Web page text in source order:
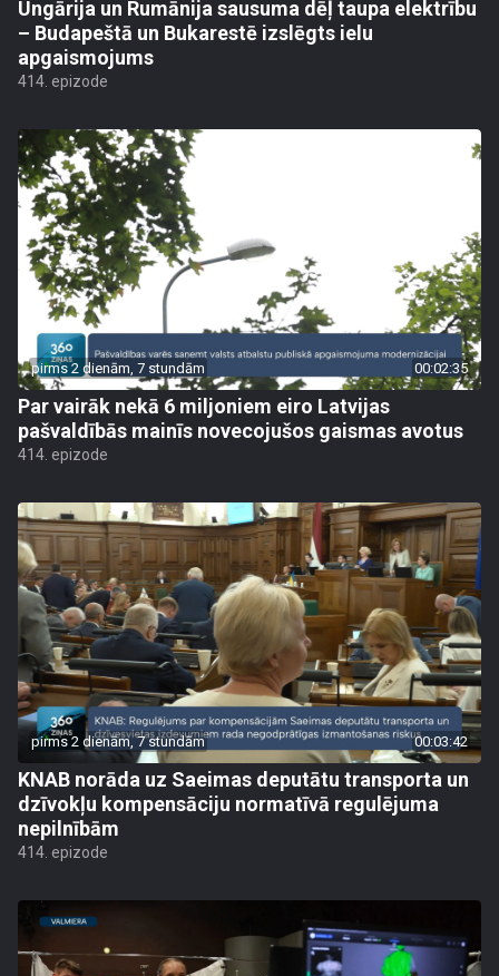
Ungārija un Rumānija sausuma dēļ taupa elektrību
– Budapeštā un Bukarestē izslēgts ielu
apgaismojums
414. epizode
pirms 2 dienām, 7 stundām 00:02:35
Par vairāk nekā 6 miljoniem eiro Latvijas
pašvaldībās mainīs novecojušos gaismas avotus
414. epizode
pirms 2 dienām, 7 stundām 00:03:42
KNAB norāda uz Saeimas deputātu transporta un
dzīvokļu kompensāciju normatīvā regulējuma
nepilnībām
414. epizode